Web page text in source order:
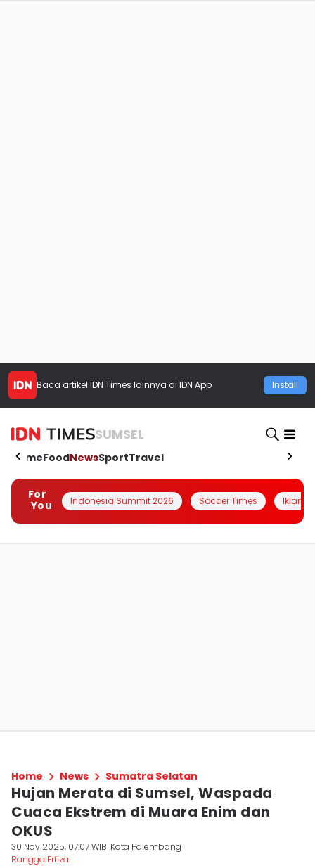
Baca artikel IDN Times lainnya di IDN App Install
SUMSEL
HomeFoodNewsSportTravel
For
You
Indonesia Summit 2026 Soccer Times Iklanin
Home News Sumatra Selatan
Hujan Merata di Sumsel, Waspada
Cuaca Ekstrem di Muara Enim dan
OKUS
30 Nov 2025, 07:07 WIB Kota Palembang
Rangga Erfizal